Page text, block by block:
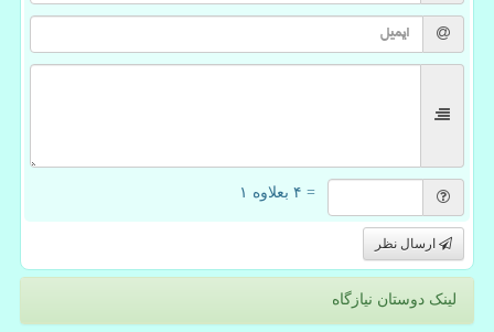
= ۴ بعلاوه ۱
ارسال نظر
لینک دوستان نیازگاه